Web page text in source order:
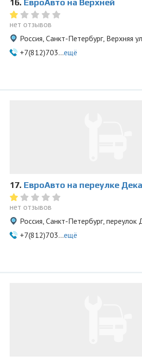
16. ЕвроАвто на Верхней
нет отзывов
Россия, Санкт-Петербург, Верхняя
+7(812)703...ещё
17. ЕвроАвто на переулке
нет отзывов
Россия, Санкт-Петербург, переулок
+7(812)703...ещё